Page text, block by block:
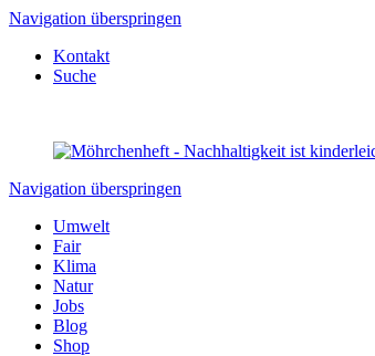
Navigation überspringen
Kontakt
Suche
Navigation überspringen
Umwelt
Fair
Klima
Natur
Jobs
Blog
Shop